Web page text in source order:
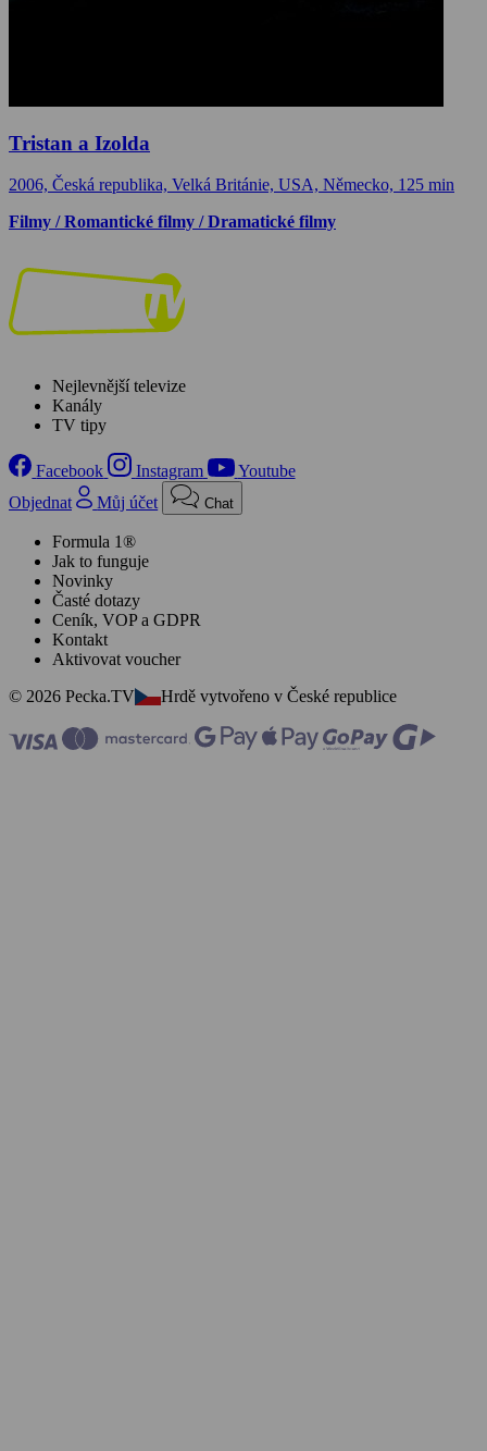
Tristan a Izolda
2006, Česká republika, Velká Británie, USA, Německo, 125 min
Filmy / Romantické filmy / Dramatické filmy
Nejlevnější televize
Kanály
TV tipy
Facebook Instagram
Youtube
Objednat
Můj účet Chat
Formula 1®
Jak to funguje
Novinky
Časté dotazy
Ceník, VOP a GDPR
Kontakt
Aktivovat voucher
© 2026 Pecka.TV
Hrdě vytvořeno v České republice